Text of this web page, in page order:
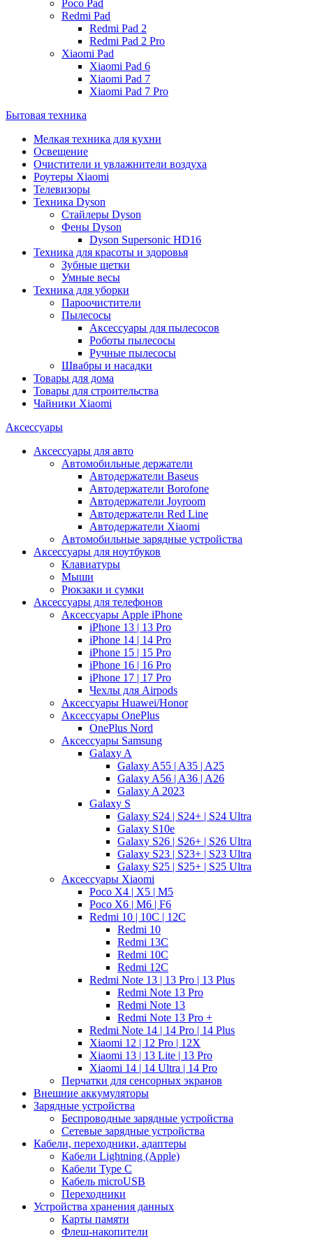
Poco Pad
Redmi Pad
Redmi Pad 2
Redmi Pad 2 Pro
Xiaomi Pad
Xiaomi Pad 6
Xiaomi Pad 7
Xiaomi Pad 7 Pro
Бытовая техника
Мелкая техника для кухни
Освещение
Очистители и увлажнители воздуха
Роутеры Xiaomi
Телевизоры
Техника Dyson
Стайлеры Dyson
Фены Dyson
Dyson Supersonic HD16
Техника для красоты и здоровья
Зубные щетки
Умные весы
Техника для уборки
Пароочистители
Пылесосы
Аксессуары для пылесосов
Роботы пылесосы
Ручные пылесосы
Швабры и насадки
Товары для дома
Товары для строительства
Чайники Xiaomi
Аксессуары
Аксессуары для авто
Автомобильные держатели
Автодержатели Baseus
Автодержатели Borofone
Автодержатели Joyroom
Автодержатели Red Line
Автодержатели Xiaomi
Автомобильные зарядные устройства
Аксессуары для ноутбуков
Клавиатуры
Мыши
Рюкзаки и сумки
Аксессуары для телефонов
Аксессуары Apple iPhone
iPhone 13 | 13 Pro
iPhone 14 | 14 Pro
iPhone 15 | 15 Pro
iPhone 16 | 16 Pro
iPhone 17 | 17 Pro
Чехлы для Airpods
Аксессуары Huawei/Honor
Аксессуары OnePlus
OnePlus Nord
Аксессуары Samsung
Galaxy A
Galaxy A55 | A35 | A25
Galaxy A56 | A36 | A26
Galaxy A 2023
Galaxy S
Galaxy S24 | S24+ | S24 Ultra
Galaxy S10e
Galaxy S26 | S26+ | S26 Ultra
Galaxy S23 | S23+ | S23 Ultra
Galaxy S25 | S25+ | S25 Ultra
Аксессуары Xiaomi
Poco X4 | X5 | M5
Poco X6 | M6 | F6
Redmi 10 | 10C | 12C
Redmi 10
Redmi 13C
Redmi 10C
Redmi 12C
Redmi Note 13 | 13 Pro | 13 Plus
Redmi Note 13 Pro
Redmi Note 13
Redmi Note 13 Pro +
Redmi Note 14 | 14 Pro | 14 Plus
Xiaomi 12 | 12 Pro | 12X
Xiaomi 13 | 13 Lite | 13 Pro
Xiaomi 14 | 14 Ultra | 14 Pro
Перчатки для сенсорных экранов
Внешние аккумуляторы
Зарядные устройства
Беспроводные зарядные устройства
Сетевые зарядные устройства
Кабели, переходники, адаптеры
Кабели Lightning (Apple)
Кабели Type C
Кабель microUSB
Переходники
Устройства хранения данных
Карты памяти
Флеш-накопители